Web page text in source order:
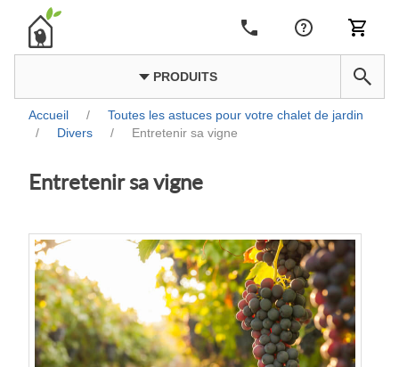
PRODUITS
Accueil /
Toutes les astuces pour votre chalet de jardin
/
Divers / Entretenir sa vigne
Entretenir sa vigne